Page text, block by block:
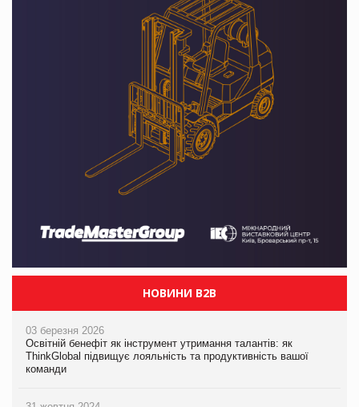
НОВИНИ B2B
03 березня 2026
Освітній бенефіт як інструмент утримання талантів: як
ThinkGlobal підвищує лояльність та продуктивність вашої
команди